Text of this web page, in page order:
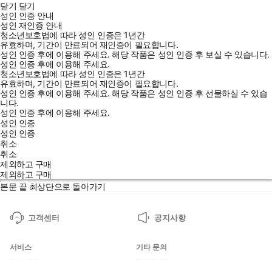
닫기 닫기
성인 인증 안내
성인 재인증 안내
청소년보호법에 따라 성인 인증은 1년간
유효하며, 기간이 만료되어 재인증이 필요합니다.
성인 인증 후에 이용해 주세요.해당 작품은 성인 인증 후 보실 수 있습니다.
성인 인증 후에 이용해 주세요.
청소년보호법에 따라 성인 인증은 1년간
유효하며, 기간이 만료되어 재인증이 필요합니다.
성인 인증 후에 이용해 주세요.해당 작품은 성인 인증 후 선물하실 수 있습
니다.
성인 인증 후에 이용해 주세요.
성인 인증
성인 인증
취소
취소
제외하고 구매
제외하고 구매
본문 끝 최상단으로 돌아가기
고객센터 공지사항
서비스
기타 문의